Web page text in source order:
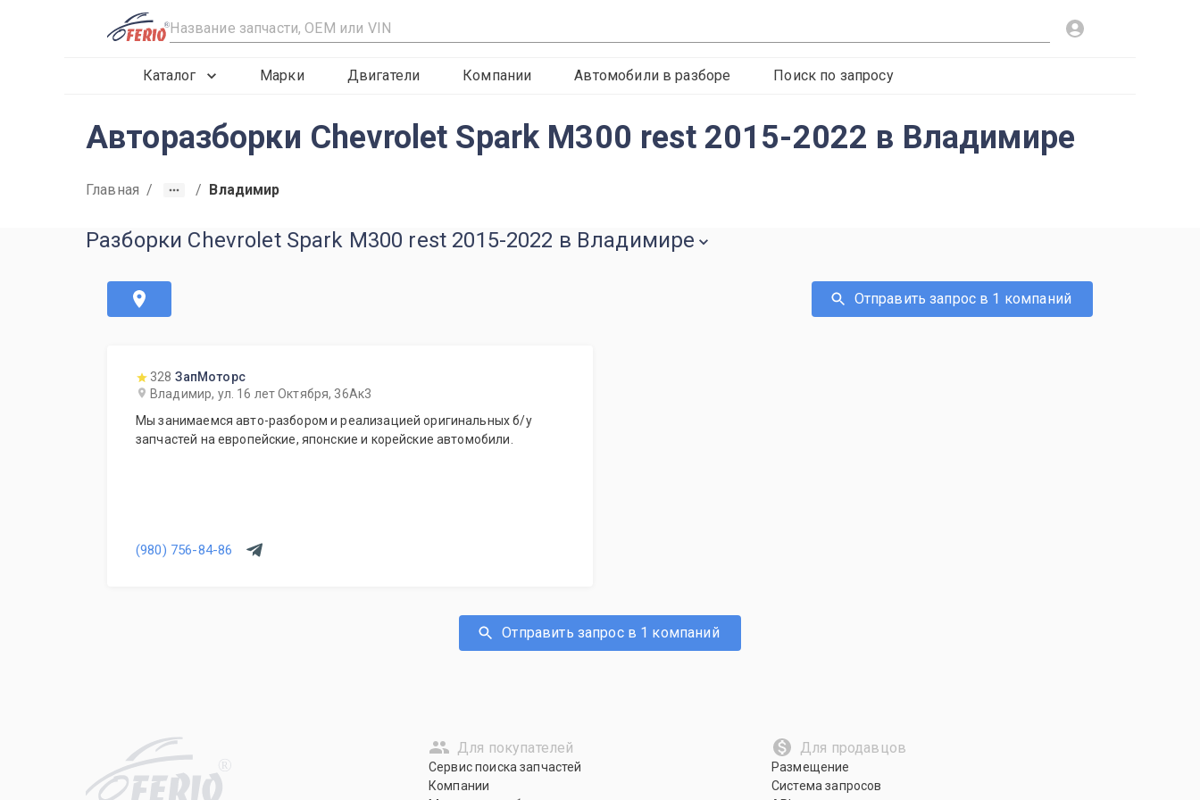
R
Каталог Марки Двигатели Компании Автомобили в разборе Поиск по запросу
Авторазборки Chevrolet Spark M300 rest 2015-2022 в Владимире
Главная / / Владимир
Разборки Chevrolet Spark M300 rest 2015-2022 в Владимире
Отправить запрос в 1 компаний
328 ЗапМоторс
Владимир, ул. 16 лет Октября, 36Ак3
Мы занимаемся авто-разбором и реализацией оригинальных б/у
запчастей на европейские, японские и корейские автомобили.
(980) 756-84-86
Отправить запрос в 1 компаний
R
Для покупателей
Сервис поиска запчастей
Компании
Для продавцов
Размещение
Система запросов